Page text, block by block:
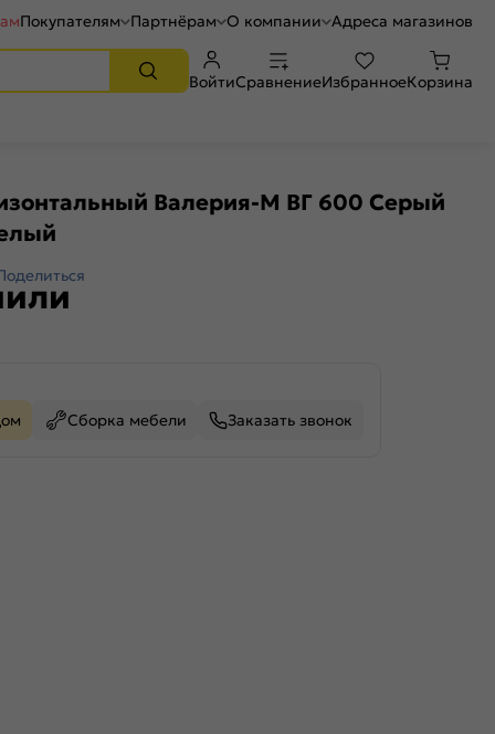
Покупателям Партнёрам О компании Адреса магазинов
ВойтиСравнениеИзбранноеКорзина
Валерия-М ВГ 600 Серый
Сборка мебели Заказать звонок